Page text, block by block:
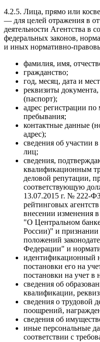
4.2.5. Лица, прямо или
— для целей отражения в
деятельности Агентства в
федеральных законов,
и иных нормативно-
фамилия, имя,
гражданство;
год, месяц, дата и
реквизиты
(паспорт);
адрес регистрации
пребывания;
контактные данные
адрес);
сведения об участии
лиц;
сведения,
квалификационным
деловой репутации,
соответствующую
13.07.2015 г. № 222-
рейтинговых
внесении изменения
"О Центральном
России)" и
положений
Федерации" и
идентификационный
постановки его на
постановки на учет в
сведения об
квалификации,
сведения о трудовой
поощрений,
сведения об
иные персональные
соответствии с